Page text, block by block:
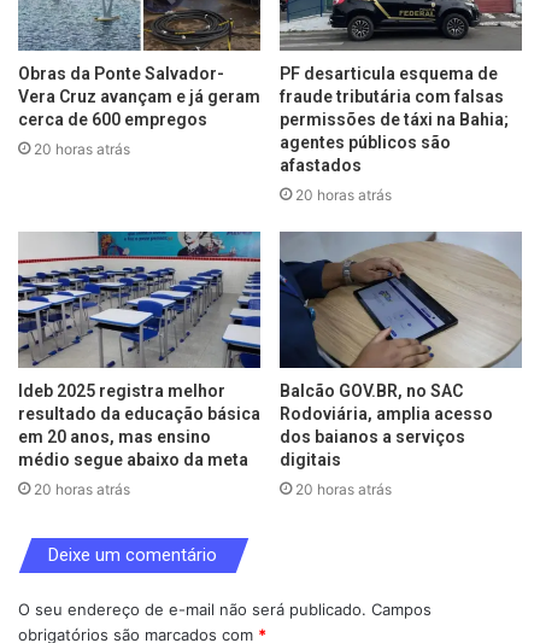
Obras da Ponte Salvador-
Vera Cruz avançam e já geram
cerca de 600 empregos
20 horas atrás
PF desarticula esquema de
fraude tributária com falsas
permissões de táxi na Bahia;
agentes públicos são
afastados
20 horas atrás
Ideb 2025 registra melhor
resultado da educação básica
em 20 anos, mas ensino
médio segue abaixo da meta
20 horas atrás
Balcão GOV.BR, no SAC
Rodoviária, amplia acesso
dos baianos a serviços
digitais
20 horas atrás
Deixe um comentário
O seu endereço de e-mail não será publicado. Campos
obrigatórios são marcados com *